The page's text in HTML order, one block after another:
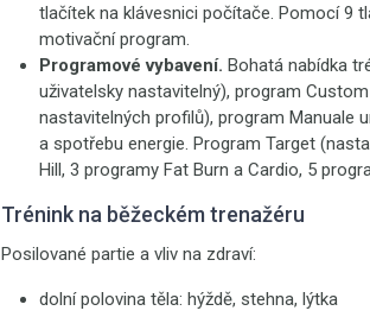
tlačítek na klávesnici počítače. Pomocí 9
motivační program.
Programové vybavení. Bohatá nabídka
uživatelsky nastavitelný), program
nastavitelných profilů), program Manuale
a spotřebu energie. Program Target
Hill, 3 programy Fat Burn a Cardio, 5
Trénink na běžeckém trenažéru
Posilované partie a vliv na zdraví:
dolní polovina těla: hýždě, stehna, lýtka